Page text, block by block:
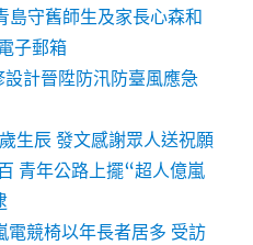
島守舊師生及家長心森和
子郵箱
計晉陞防汛防臺風應急
生辰 發文感謝眾人送祝願
青年公路上擺“超人億嵐
電競椅以年長者居多 受訪